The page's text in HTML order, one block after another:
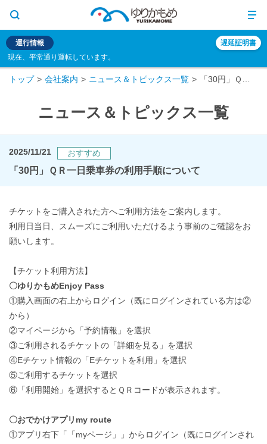
運行情報
現在、平常通り運転しています。
遅延証明書
トップ 会社案内 ニュース＆トピックス一覧
ニュース＆トピックス一覧
2025/11/21 おすすめ
「30円」ＱＲ一日乗車券の利用手順について
チケットをご購入された方へご利用方法をご案内します。
利用日当日、スムーズにご利用いただけるよう事前のご確認をお
願いします。
【チケット利用方法】
〇ゆりかもめEnjoy Pass
①購入画面の右上からログイン（既にログインされている方は②
から）
②マイページから「予約情報」を選択
③ご利用されるチケットの「詳細を見る」を選択
④Eチケット情報の「Eチケットを利用」を選択
⑤ご利用するチケットを選択
⑥「利用開始」を選択するとＱＲコードが表示されます。
〇おでかけアプリmy route
①アプリ右下「「myページ」」からログイン（既にログインされ